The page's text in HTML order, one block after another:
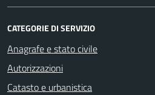
CATEGORIE DI SERVIZIO
Anagrafe e stato civile
Autorizzazioni
Catasto e urbanistica